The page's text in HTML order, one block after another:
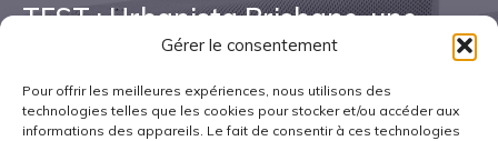
Gérer le consentement
Pour offrir les meilleures expériences, nous utilisons des
technologies telles que les cookies pour stocker et/ou accéder aux
informations des appareils. Le fait de consentir à ces technologies
TEST : Urbanista Brisbane, une
enceinte Bluetooth nomade à
moins de 100€